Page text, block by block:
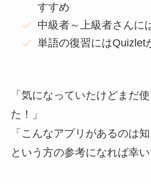
すすめ
中級者～上級者さんに
単語の復習にはQuizlet
「気になっていたけどまだ
た！」
「こんなアプリがあるのは
という方の参考になれば幸